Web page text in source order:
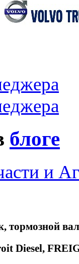
блоге
и
тормозной
Diesel,